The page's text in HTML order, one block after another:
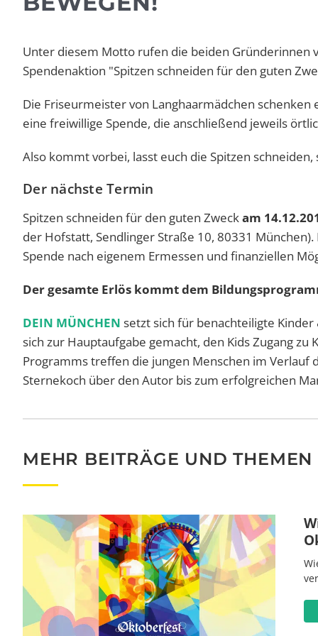
Unter diesem Motto rufen die beiden Gründerinnen
Spendenaktion "Spitzen schneiden für den guten
Die Friseurmeister von Langhaarmädchen
eine freiwillige Spende, die anschließend jeweils
Also kommt vorbei, lasst euch die Spitzen
Der nächste Termin
Spitzen schneiden für den guten Zweckam
der Hofstatt, Sendlinger Straße 10, 80331
Spende nach eigenem Ermessen und finanziellen
Der gesamte Erlös kommt dem
DEIN MÜNCHEN setzt sich für benachteiligte
sich zur Hauptaufgabe gemacht, den Kids Zugang
Programms treffen die jungen Menschen im Verlauf
Sternekoch über den Autor bis zum erfolgreichen
MEHR BEITRÄGE UND THEMEN